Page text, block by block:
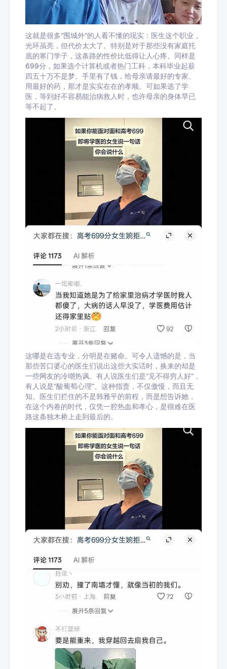
这就是很多“围城外”的人看不懂的现实：医生这个职业，
光环虽亮，但代价太大了。特别是对于那些没有家庭托
底的寒门学子，这条路的性价比低得让人心疼。同样是
699分，如果选个计算机或者热门工科，本科毕业起薪
四五十万不是梦。手里有了钱，给母亲请最好的专家、
用最好的药，那才是实实在在的孝顺。可如果选了学
医，等到好不容易能治病救人时，也许母亲的身体早已
等不起了。
这哪是在选专业，分明是在赌命。可令人遗憾的是，当
那些苦口婆心的医生们说出这些大实话时，换来的却是
一些网友的冷嘲热讽。有人说医生们是“见不得穷人好”，
有人说是“酸葡萄心理”。这种指责，不仅傲慢，而且无
知。医生们拦住的不是韩雅平的前程，而是想告诉她，
在这个内卷的时代，仅凭一腔热血和孝心，是很难在医
路这条独木桥上走到最后的。